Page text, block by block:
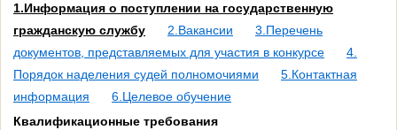
1.Информация о поступлении на государственную
гражданскую службу
2.Вакансии
3.Перечень
документов, представляемых для участия в конкурсе
4.
Порядок наделения судей полномочиями
5.Контактная
информация
6.Целевое обучение
Квалификационные требования